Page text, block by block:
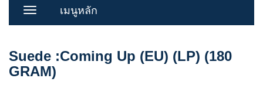
Toggle
เมนูหลัก
Suede :Coming Up (EU) (LP) (180
GRAM)